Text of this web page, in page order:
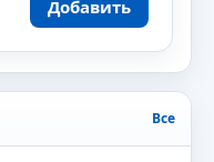
Добавить
Все